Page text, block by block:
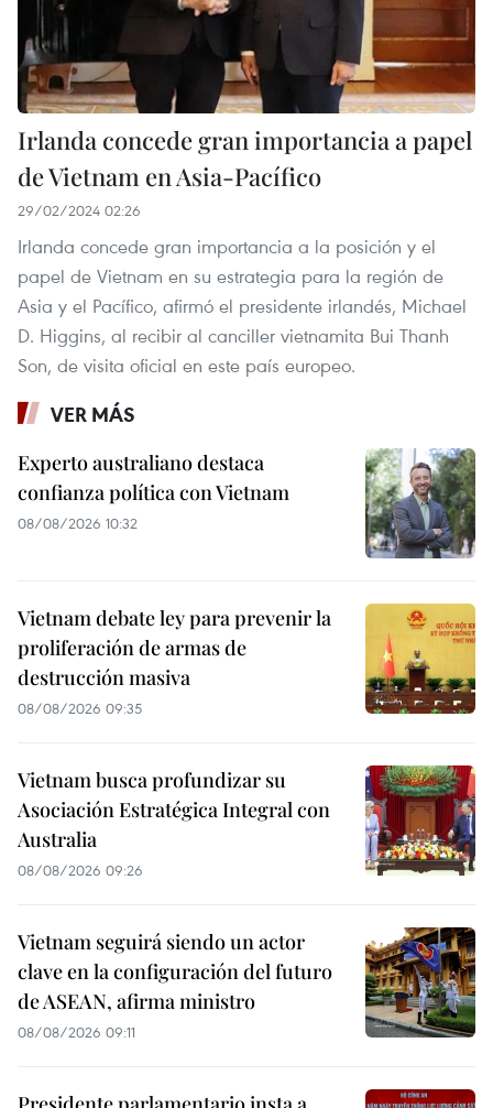
Irlanda concede gran importancia a papel
de Vietnam en Asia-Pacífico
29/02/2024 02:26
Irlanda concede gran importancia a la posición y el
papel de Vietnam en su estrategia para la región de
Asia y el Pacífico, afirmó el presidente irlandés, Michael
D. Higgins, al recibir al canciller vietnamita Bui Thanh
Son, de visita oficial en este país europeo.
VER MÁS
Experto australiano destaca
confianza política con Vietnam
08/08/2026 10:32
Vietnam debate ley para prevenir la
proliferación de armas de
destrucción masiva
08/08/2026 09:35
Vietnam busca profundizar su
Asociación Estratégica Integral con
Australia
08/08/2026 09:26
Vietnam seguirá siendo un actor
clave en la configuración del futuro
de ASEAN, afirma ministro
08/08/2026 09:11